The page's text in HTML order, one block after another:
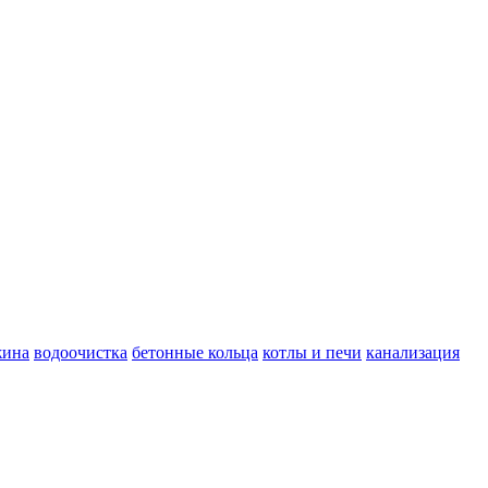
водоочистка бетонные кольца котлы и печи канализация